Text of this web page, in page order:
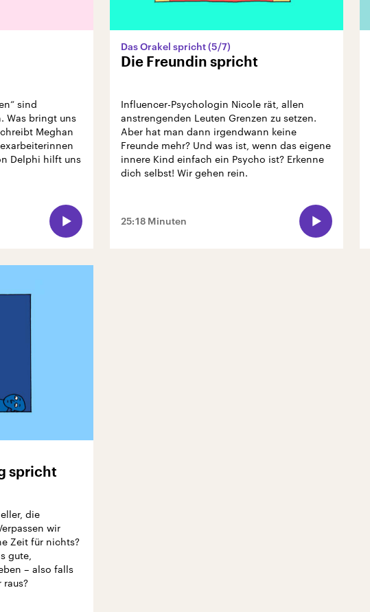
sind
Was bringt uns
Meghan
Delphi hilft uns
Das Orakel spricht (5/7)
Die Freundin spricht
Influencer-Psychologin Nicole rät, allen
anstrengenden Leuten Grenzen zu setzen.
Aber hat man dann irgendwann keine
Freunde mehr? Und was ist, wenn das eigene
innere Kind einfach ein Psycho ist? Erkenne
dich selbst! Wir gehen rein.
25:18 Minuten
spricht
die
wir
Zeit für nichts?
gute,
– also falls